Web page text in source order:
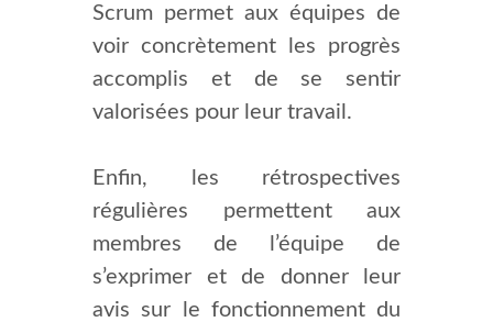
Scrum permet aux équipes de
voir concrètement les progrès
accomplis et de se sentir
valorisées pour leur travail.
Enfin, les rétrospectives
régulières permettent aux
membres de l’équipe de
s’exprimer et de donner leur
avis sur le fonctionnement du